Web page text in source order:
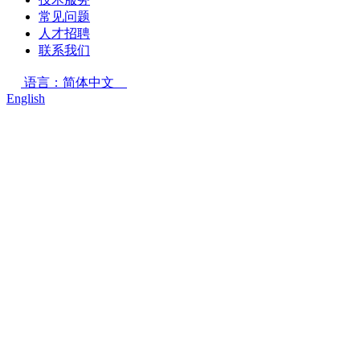
常见问题
人才招聘
联系我们
语言：简体中文
English